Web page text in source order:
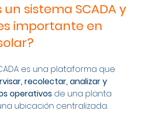
un sistema SCADA y
importante en
es una plataforma que
recolectar, analizar y
operativos de una planta
ubicación centralizada.